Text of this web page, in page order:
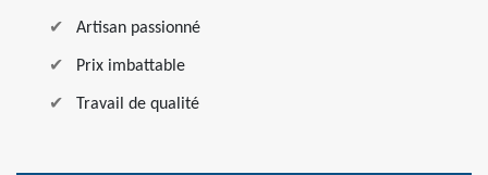
Artisan passionné
Prix imbattable
Travail de qualité